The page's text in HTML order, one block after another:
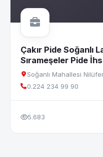
Çakır Pide Soğanlı
Sırameşeler Pide
Soğanlı Mahallesi
0.224 234 99 90
5.683